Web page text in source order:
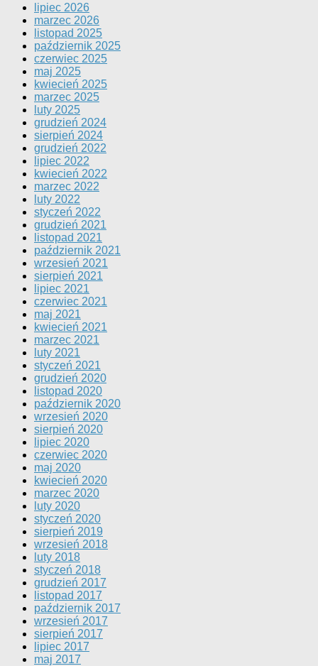
lipiec 2026
marzec 2026
listopad 2025
październik 2025
czerwiec 2025
maj 2025
kwiecień 2025
marzec 2025
luty 2025
grudzień 2024
sierpień 2024
grudzień 2022
lipiec 2022
kwiecień 2022
marzec 2022
luty 2022
styczeń 2022
grudzień 2021
listopad 2021
październik 2021
wrzesień 2021
sierpień 2021
lipiec 2021
czerwiec 2021
maj 2021
kwiecień 2021
marzec 2021
luty 2021
styczeń 2021
grudzień 2020
listopad 2020
październik 2020
wrzesień 2020
sierpień 2020
lipiec 2020
czerwiec 2020
maj 2020
kwiecień 2020
marzec 2020
luty 2020
styczeń 2020
sierpień 2019
wrzesień 2018
luty 2018
styczeń 2018
grudzień 2017
listopad 2017
październik 2017
wrzesień 2017
sierpień 2017
lipiec 2017
maj 2017